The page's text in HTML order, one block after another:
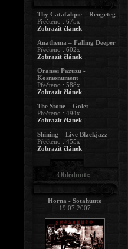
Thy Catafalque – Rengeteg
Přečteno : 675x
Zobrazit článek
Anathema – Falling Deeper
Přečteno : 602x
Zobrazit článek
Oranssi Pazuzu -
Kosmonument
Přečteno : 588x
Zobrazit článek
The Stone – Golet
Přečteno : 494x
Zobrazit článek
Shining – Live Blackjazz
Přečteno : 455x
Zobrazit článek
Ohlédnutí:
Horna - Sotahuuto
19.07.2007